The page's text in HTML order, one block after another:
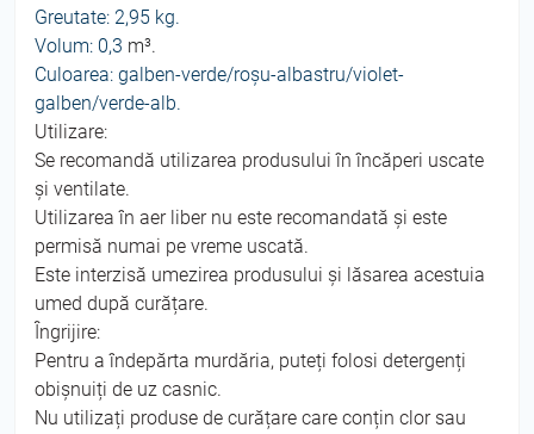
Greutate: 2,95 kg.
Volum: 0,3 m³.
Culoarea: galben-verde/roșu-albastru/violet-
galben/verde-alb.
Utilizare:
Se recomandă utilizarea produsului în încăperi uscate
și ventilate.
Utilizarea în aer liber nu este recomandată și este
permisă numai pe vreme uscată.
Este interzisă umezirea produsului și lăsarea acestuia
umed după curățare.
Îngrijire:
Pentru a îndepărta murdăria, puteți folosi detergenți
obișnuiți de uz casnic.
Nu utilizați produse de curățare care conțin clor sau